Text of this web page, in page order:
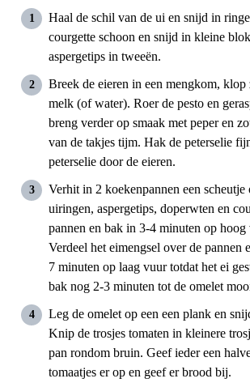
Haal de schil van de ui en snijd in
courgette schoon en snijd in kleine
aspergetips in tweeën.
Breek de eieren in een mengkom, klop
melk (of water). Roer de pesto en
breng verder op smaak met peper en
van de takjes tijm. Hak de peterselie
peterselie door de eieren.
Verhit in 2 koekenpannen een
uiringen, aspergetips, doperwten en
pannen en bak in 3-4 minuten op
Verdeel het eimengsel over de pannen
7 minuten op laag vuur totdat het ei
bak nog 2-3 minuten tot de omelet
Leg de omelet op een een plank en
Knip de trosjes tomaten in kleinere
pan rondom bruin. Geef ieder een
tomaatjes er op en geef er brood bij.